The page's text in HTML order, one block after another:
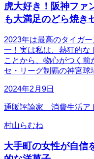
虎大好き！阪神ファ
も大満足のどら焼き
2023年は最高のタイガ
一！実は私は、熱狂的な
ことから、物心がつく
セ・リーグ制覇の神宮球
2024年2月9日
通販評論家 消費生活ア
村山らむね
大手町の女性が自信